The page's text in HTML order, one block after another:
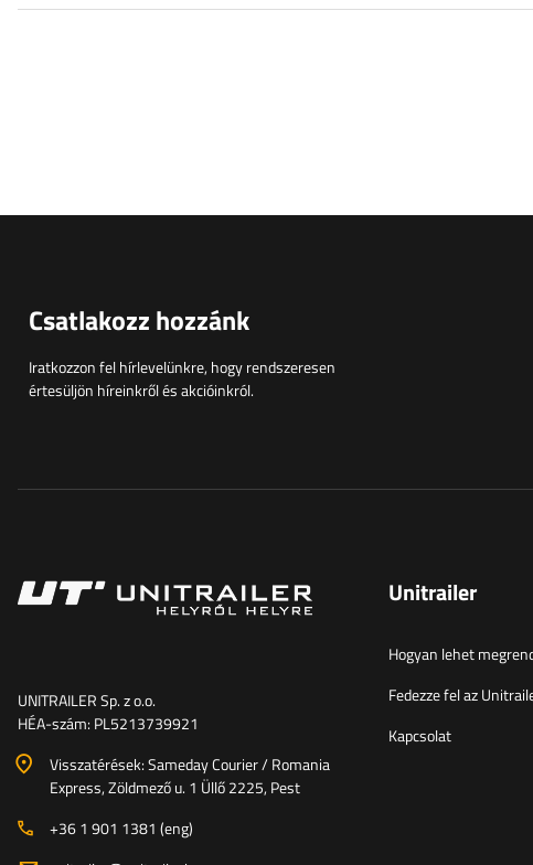
Csatlakozz hozzánk
Iratkozzon fel hírlevelünkre, hogy rendszeresen
értesüljön híreinkről és akcióinkról.
UNITRAILER Sp. z o.o.
HÉA-szám: PL5213739921
Visszatérések: Sameday Courier / Romania
Express, Zöldmező u. 1 Üllő 2225, Pest
+36 1 901 1381 (eng)
Unitrailer
Hogyan lehet
Fedezze fel az
Kapcsolat